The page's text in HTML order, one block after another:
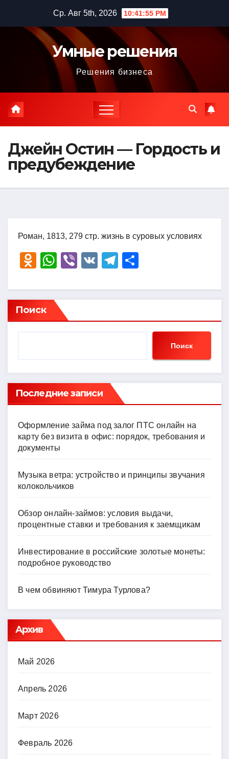
содержимому
Ср. Авг 5th, 2026 10:41:56 PM
Умные решения
Решения бизнеса
Джейн Остин — Гордость и
предубеждение
Роман, 1813, 279 стр. жизнь в суровых условиях
O
n
o
kl
ni
ki
W
at
s
A
Vi
er
V
T
e
a
р
в
ть
Поиск
Поиск
Последние записи
Оформление займа под залог ПТС онлайн на
карту без визита в офис: порядок, требования и
документы
Музыка ветра: устройство и принципы звучания
колокольчиков
Обзор онлайн-займов: условия выдачи,
процентные ставки и требования к заемщикам
Инвестирование в российские золотые монеты:
подробное руководство
В чем обвиняют Тимура Турлова?
Архив
Май 2026
Апрель 2026
Март 2026
Февраль 2026